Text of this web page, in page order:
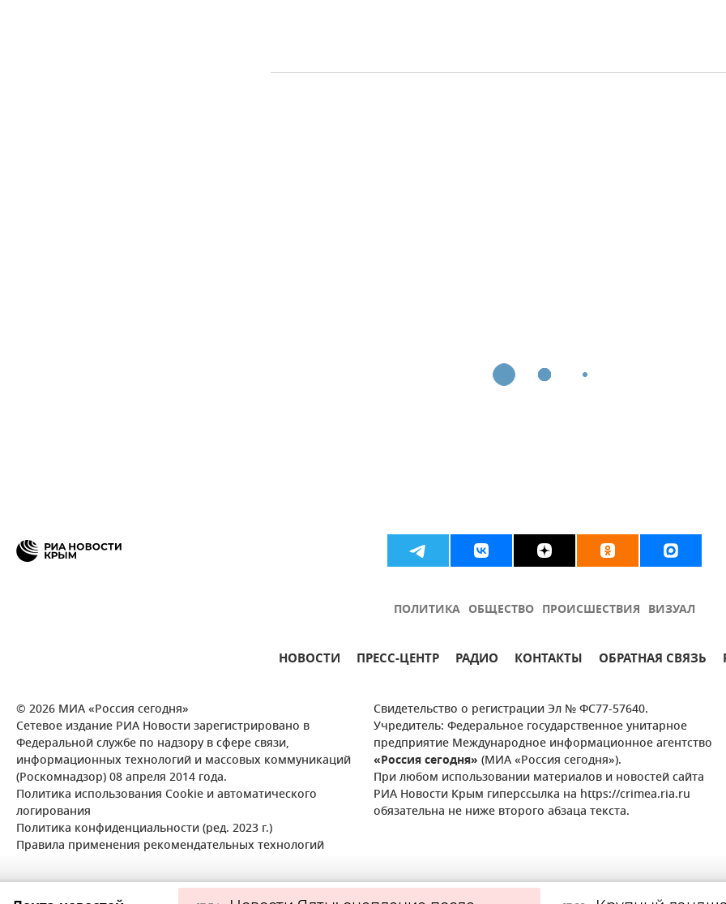
ПОЛИТИКА ОБЩЕСТВО ПРОИСШЕСТВИЯ ВИЗУАЛ
НОВОСТИ ПРЕСС-ЦЕНТР РАДИО КОНТАКТЫ ОБРАТНАЯ СВЯЗЬ
© 2026 МИА «Россия сегодня»
Сетевое издание РИА Новости зарегистрировано в
Федеральной службе по надзору в сфере связи,
информационных технологий и массовых коммуникаций
(Роскомнадзор) 08 апреля 2014 года.
Политика использования Cookie и автоматического
логирования
Политика конфиденциальности (ред. 2023 г.)
Правила применения рекомендательных технологий
Свидетельство о регистрации Эл № ФС77-57640.
Учредитель: Федеральное государственное унитарное
предприятие Международное информационное агентство
«Россия сегодня» (МИА «Россия сегодня»).
При любом использовании материалов и новостей сайта
РИА Новости Крым гиперссылка на https://crimea.ria.ru
обязательна не ниже второго абзаца текста.